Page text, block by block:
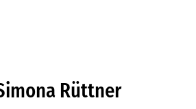
Rüttner